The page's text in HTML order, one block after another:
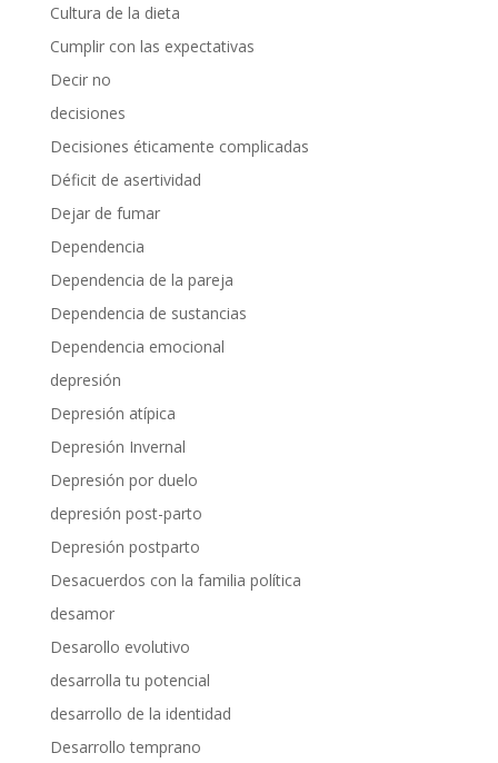
Cultura de la dieta
Cumplir con las expectativas
Decir no
decisiones
Decisiones éticamente complicadas
Déficit de asertividad
Dejar de fumar
Dependencia
Dependencia de la pareja
Dependencia de sustancias
Dependencia emocional
depresión
Depresión atípica
Depresión Invernal
Depresión por duelo
depresión post-parto
Depresión postparto
Desacuerdos con la familia política
desamor
Desarollo evolutivo
desarrolla tu potencial
desarrollo de la identidad
Desarrollo temprano